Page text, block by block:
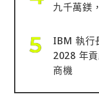
九千萬鎂
IBM 執行
2028 年
商機